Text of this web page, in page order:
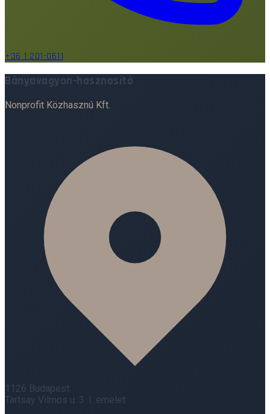
+36 1 201-0611
Bányavagyon-hasznosító
Nonprofit Közhasznú Kft.
1126 Budapest
Tartsay Vilmos u. 3. I. emelet